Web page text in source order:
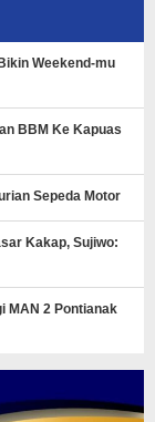
Weekend-mu
BBM Ke Kapuas
Sepeda Motor
Kakap, Sujiwo:
MAN 2 Pontianak